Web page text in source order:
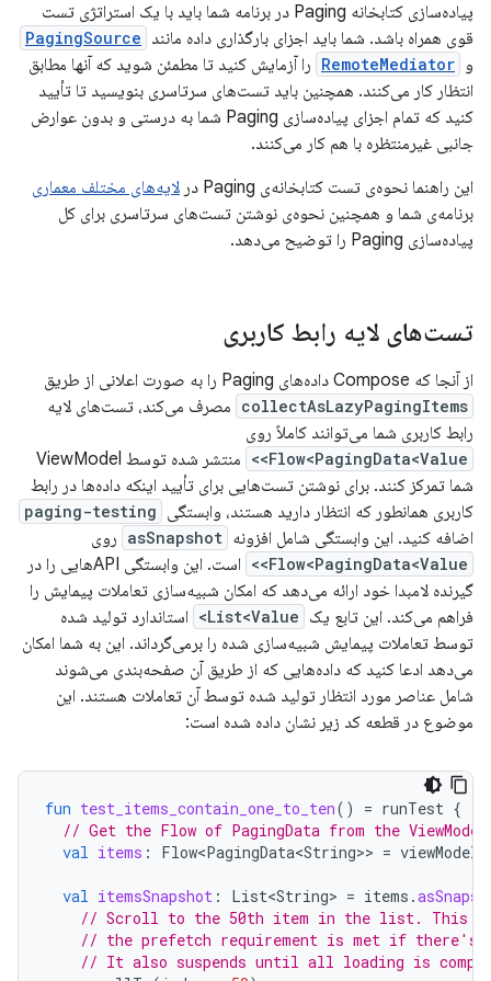
پیاده‌سازی کتابخانه Paging در برنامه شما باید با یک استراتژی تست
قوی همراه باشد. شما باید اجزای بارگذاری داده مانند PagingSource
و RemoteMediator را آزمایش کنید تا مطمئن شوید که آنها مطابق
انتظار کار می‌کنند. همچنین باید تست‌های سرتاسری بنویسید تا تأیید
کنید که تمام اجزای پیاده‌سازی Paging شما به درستی و بدون عوارض
جانبی غیرمنتظره با هم کار می‌کنند.
این راهنما نحوه‌ی تست کتابخانه‌ی Paging در
لایه‌های مختلف معماری
برنامه‌ی شما و همچنین نحوه‌ی نوشتن تست‌های سرتاسری برای کل
پیاده‌سازی Paging را توضیح می‌دهد.
تست‌های لایه رابط کاربری
از آنجا که Compose داده‌های Paging را به صورت اعلانی از طریق
collectAsLazyPagingItems مصرف می‌کند، تست‌های لایه
رابط کاربری شما می‌توانند کاملاً روی
Flow<PagingData<Value>>
منتشر شده توسط ViewModel
شما تمرکز کنند. برای نوشتن تست‌هایی برای تأیید اینکه داده‌ها در رابط
کاربری همانطور که انتظار دارید هستند، وابستگی paging-testing
اضافه کنید. این وابستگی شامل افزونه asSnapshot روی
Flow<PagingData<Value>>
است. این وابستگی APIهایی را در
گیرنده لامبدا خود ارائه می‌دهد که امکان شبیه‌سازی تعاملات پیمایش را
فراهم می‌کند. این تابع یک List<Value>
استاندارد تولید شده
توسط تعاملات پیمایش شبیه‌سازی شده را برمی‌گرداند. این به شما امکان
می‌دهد ادعا کنید که داده‌هایی که از طریق آن صفحه‌بندی می‌شوند
شامل عناصر مورد انتظار تولید شده توسط آن تعاملات هستند. این
موضوع در قطعه کد زیر نشان داده شده است:
fun test_items_contain_one_to_ten() = runTest {
// Get the Flow of PagingData from the
val items : Flow<PagingData<String>> = viewModel
val itemsSnapshot : List<String> = items .
// Scroll to the 50th item in the list. This
// the prefetch requirement is met if there's
// It also suspends until all loading is